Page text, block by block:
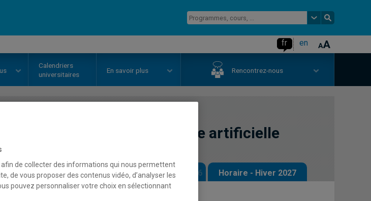
fr en
Calendriers
universitaires
En savoir plus Rencontrez-nous
Éthique et intelligence artificielle
Horaire - Été 2026 Horaire - Automne 2026 Horaire - Hiver 2027
de collecter des informations qui nous permettent
de vous proposer des contenus vidéo, d’analyser les
pouvez personnaliser votre choix en sélectionnant